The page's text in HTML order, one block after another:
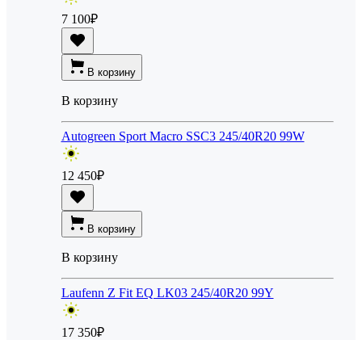
7 100₽
В корзину
В корзину
Autogreen Sport Macro SSC3 245/40R20 99W
12 450₽
В корзину
В корзину
Laufenn Z Fit EQ LK03 245/40R20 99Y
17 350₽